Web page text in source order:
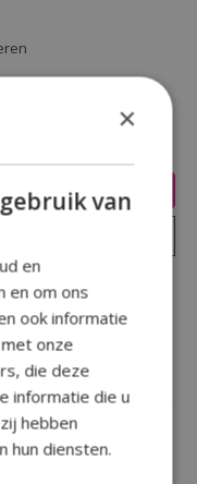
deze kleurrijke
- 10
×
van
en
en om ons
ook informatie
onze
die deze
informatie die u
hebben
hun diensten.